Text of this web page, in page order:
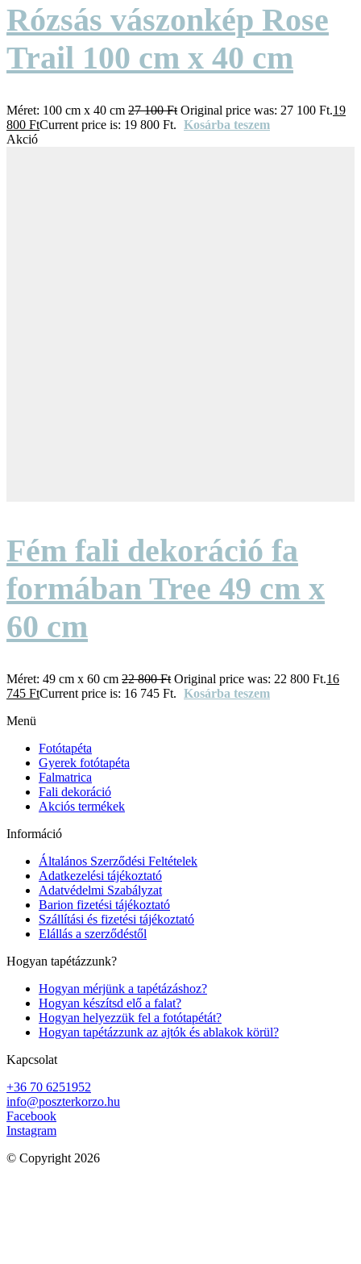
Rózsás vászonkép Rose
Trail 100 cm x 40 cm
Méret: 100 cm x 40 cm 27 100Ft Original price was: 27 100 Ft.19
800 FtCurrent price is: 19 800 Ft. Kosárba teszem
Akció
Fém fali dekoráció fa
formában Tree 49 cm x
60 cm
Méret: 49 cm x 60 cm 22 800Ft Original price was: 22 800 Ft.16
745 FtCurrent price is: 16 745 Ft. Kosárba teszem
Menü
Fotótapéta
Gyerek fotótapéta
Falmatrica
Fali dekoráció
Akciós termékek
Információ
Általános Szerződési Feltételek
Adatkezelési tájékoztató
Adatvédelmi Szabályzat
Barion fizetési tájékoztató
Szállítási és fizetési tájékoztató
Elállás a szerződéstől
Hogyan tapétázzunk?
Hogyan mérjünk a tapétázáshoz?
Hogyan készítsd elő a falat?
Hogyan helyezzük fel a fotótapétát?
Hogyan tapétázzunk az ajtók és ablakok körül?
Kapcsolat
+36 70 6251952
info@poszterkorzo.hu
Facebook
Instagram
© Copyright 2026